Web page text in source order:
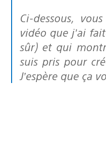
Ci-dessous, vous pourrez voir une
vidéo que j’ai
sûr) et qui
suis pris pour
J’espère que ça